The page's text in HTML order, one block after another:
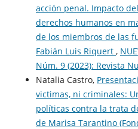
acción penal. Impacto
derechos humanos en
de los miembros de las
Fabián Luis Riquert ,
Núm. 9 (2023): Revista
Natalia Castro,
victimas, ni criminales:
políticas contra la trata
de Marisa Tarantino